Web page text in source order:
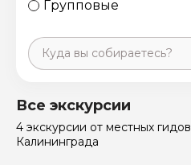
Групповые
Санкт-Петербург
Россия
Все экскурсии
4 экскурсии от местных гидов
Калининграда